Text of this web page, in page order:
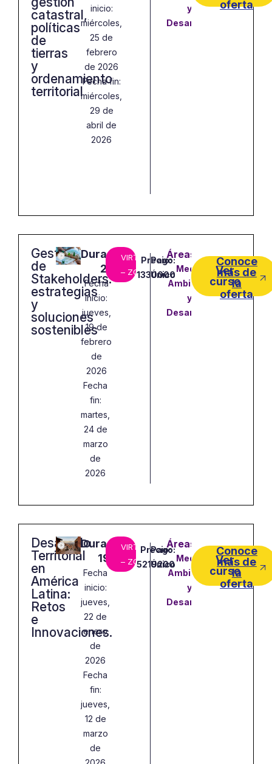
catastral,
políticas
de
tierras
y
ordenamiento
territorial
inicio:
miércoles,
25 de
febrero
de 2026
Fecha fin:
miércoles,
29 de
abril de
2026
y
Desarrollo
oferta
Gestión
de
Stakeholders:
estrategias
y
soluciones
sostenibles
Duración:
24
Fecha
inicio:
jueves,
19 de
febrero
de
2026
Fecha
fin:
martes,
24 de
marzo
de
2026
VIRTUAL
– ZOOM
Precio:
1330000
Pago:
Único
Medio
Ambiente
y
Desarrollo
Ver
curso
Conoce
más de
la
oferta
Desarrollo
Territorial
en
América
Latina:
Retos
e
Innovaciones.
Duración:
192
Fecha
inicio:
jueves,
22 de
enero
de
2026
Fecha
fin:
jueves,
12 de
marzo
de
VIRTUAL
– ZOOM
Precio:
5219200
Pago:
Único
Medio
Ambiente
y
Desarrollo
Ver
curso
Conoce
más de
la
oferta